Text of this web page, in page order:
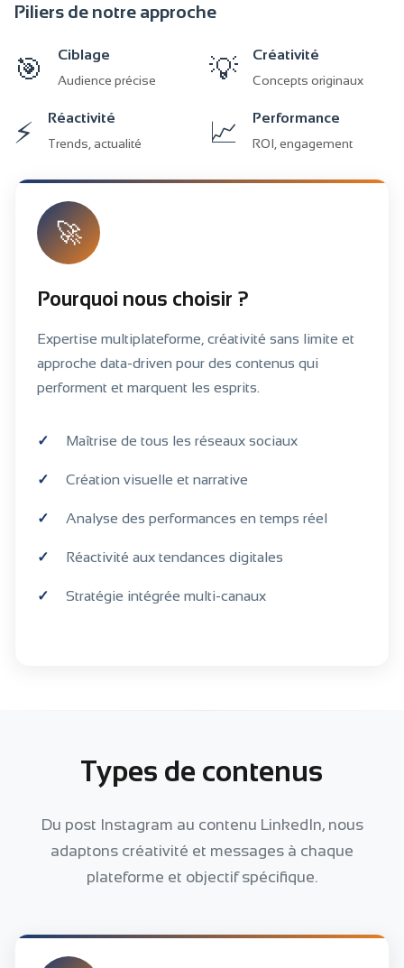
Piliers de notre approche
🎯 Ciblage
Audience précise 💡 Créativité
Concepts originaux
⚡ Réactivité
Trends, actualité 📈 Performance
ROI, engagement
🚀
Pourquoi nous choisir ?
Expertise multiplateforme, créativité sans limite et
approche data-driven pour des contenus qui
performent et marquent les esprits.
Maîtrise de tous les réseaux sociaux
Création visuelle et narrative
Analyse des performances en temps réel
Réactivité aux tendances digitales
Stratégie intégrée multi-canaux
Types de contenus
Du post Instagram au contenu LinkedIn, nous
adaptons créativité et messages à chaque
plateforme et objectif spécifique.